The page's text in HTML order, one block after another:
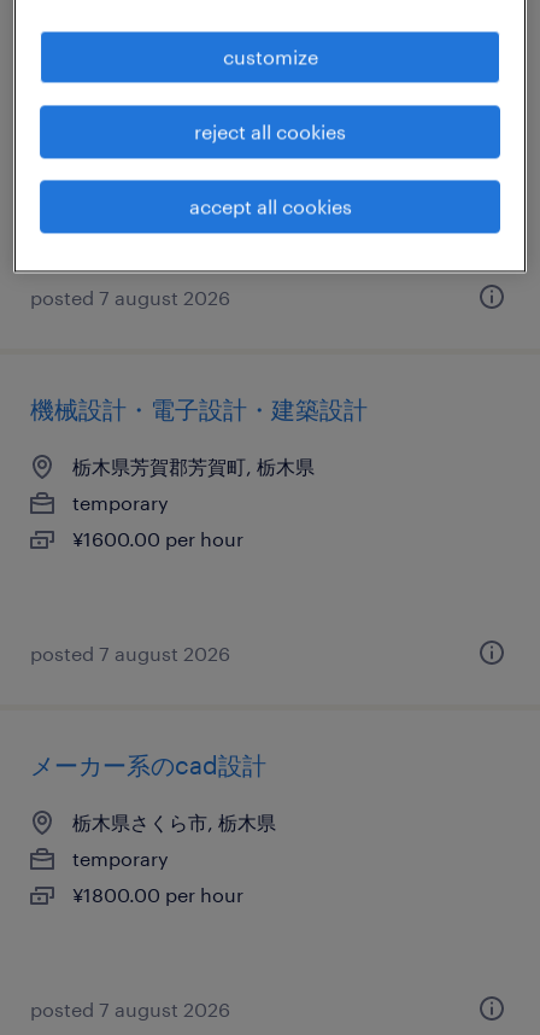
メーカー系の機械設計・電子設計・建築設
計
栃木県宇都宮市, 栃木県
temp to perm
¥1800.00 per hour
posted 7 august 2026
機械設計・電子設計・建築設計
栃木県芳賀郡芳賀町, 栃木県
temporary
¥1600.00 per hour
posted 7 august 2026
メーカー系のcad設計
栃木県さくら市, 栃木県
temporary
¥1800.00 per hour
posted 7 august 2026
customize
reject all cookies
accept all cookies